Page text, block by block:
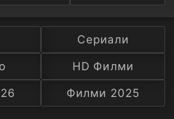
Ф
С
А
Сериали
HD Филми
Филми 2025